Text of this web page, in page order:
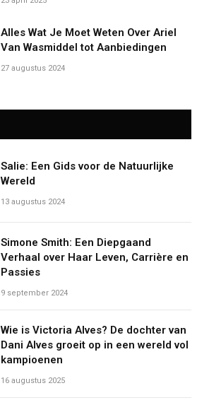
Alles Wat Je Moet Weten Over Ariel
Van Wasmiddel tot Aanbiedingen
27 augustus 2024
Salie: Een Gids voor de Natuurlijke
Wereld
13 augustus 2024
Simone Smith: Een Diepgaand
Verhaal over Haar Leven, Carrière en
Passies
9 september 2024
Wie is Victoria Alves? De dochter van
Dani Alves groeit op in een wereld vol
kampioenen
16 augustus 2025